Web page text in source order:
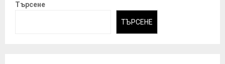
Търсене
ТЪРСЕНЕ